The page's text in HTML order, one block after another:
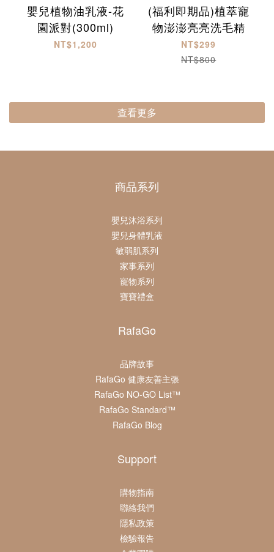
嬰兒植物油乳液-花
園派對(300ml)
NT$1,200
(福利即期品)植萃寵
物澎澎亮亮洗毛精
NT$299
NT$800
查看更多
商品系列
嬰兒沐浴系列
嬰兒身體乳液
敏弱肌系列
家事系列
寵物系列
寶寶禮盒
RafaGo
品牌故事
RafaGo 健康友善主張
RafaGo NO-GO List™
RafaGo Standard™
RafaGo Blog
Support
購物指南
聯絡我們
隱私政策
檢驗報告